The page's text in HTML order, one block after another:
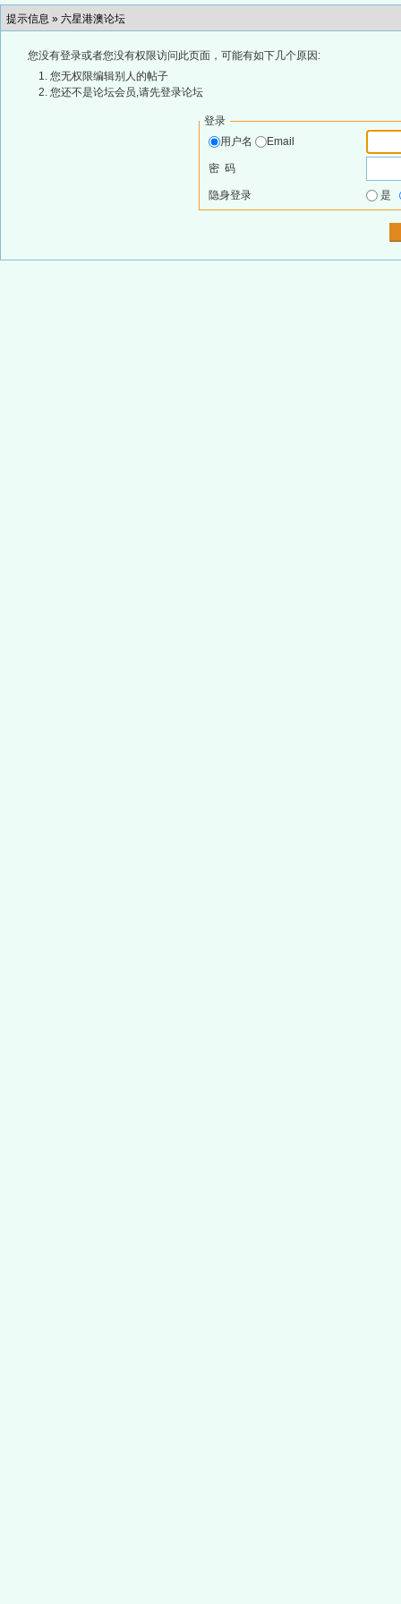
提示信息 » 六星港澳论坛
您没有登录或者您没有权限访问此页面，可能有如下几个原因:
您无权限编辑别人的帖子
您还不是论坛会员,请先登录论坛
登录
用户名
Email
密 码
隐身登录 是